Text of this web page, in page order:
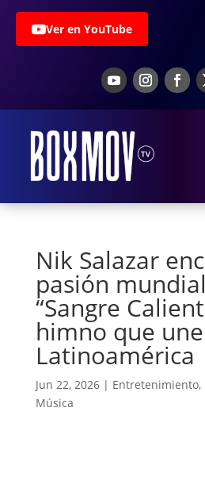
Ver en YouTube
Nik Salazar
pasión
“Sangre
himno que
Latinoamérica
Jun 22, 2026| Entretenimiento,
Música